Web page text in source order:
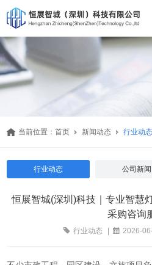
当前位置：首页 新闻动态 行业动态
行业动态 公司新闻
恒展智城(深圳)科技｜专业智慧
采购咨询
行业动态 2026-